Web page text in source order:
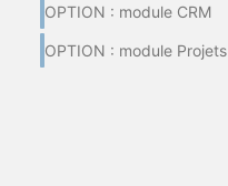
OPTION : module CRM
OPTION : module Projets